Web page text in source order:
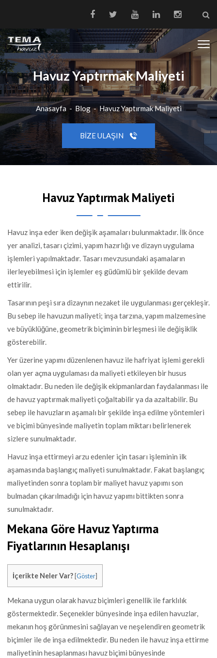
Havuz Yaptırmak Maliyeti
Anasayfa - Blog - Havuz Yaptırmak Maliyeti
BIZE ULAŞIN
Havuz Yaptırmak Maliyeti
Havuz inşa eder iken değişik aşamaları bulunmaktadır. İlk önce
yer analizi, tasarı çizimi, yapım hazırlığı ve dizayn uygulama
işlemleri yapılmaktadır. Tasarı mevzusundaki aşamaların
ilerleyebilmesi için işlemler eş güdümlü bir şekilde devam
ettirilir.
Tasarının peşi sıra dizaynın nezaket ile uygulanması gerçekleşir.
Bu sebep ile havuzun maliyeti; inşa tarzına, yapım malzemesine
ve büyüklüğüne, geometrik biçiminin birleşmesi ile değişiklik
gösterebilir.
Yer üzerine yapımı düzenlenen havuz ile hafriyat işlemi gerekli
olan yer açma uygulaması da maliyeti etkileyen bir husus
olmaktadır. Bu neden ile değişik ekipmanlardan faydalanması ile
de havuz yaptırmak maliyeti çoğaltabilir ya da azaltabilir. Bu
sebep ile havuzların aşamalı bir şekilde inşa edilme yöntemleri
ve biçimi bünyesinde maliyetin toplam miktarı belirlenerek
sizlere sunulmaktadır.
Havuz inşa ettirmeyi arzu edenler için tasarı işleminin ilk
aşamasında başlangıç maliyeti sunulmaktadır. Fakat başlangıç
maliyetinden sonra toplam bir maliyet havuz yapımı son
bulmadan çıkarılmadığı için havuz yapımı bittikten sonra
sunulmaktadır.
Mekana Göre Havuz Yaptırma
Fiyatlarının Hesaplanışı
İçerikte Neler Var? [Göster]
Mekana uygun olarak havuz biçimleri genellik ile farklılık
göstermektedir. Seçenekler bünyesinde inşa edilen havuzlar,
mekanın hoş görünmesini sağlayan ve neşelendiren geometrik
biçimler ile de inşa edilmektedir. Bu neden ile havuz inşa ettirme
maliyetinin hesaplanması havuz biçimi bünyesinde